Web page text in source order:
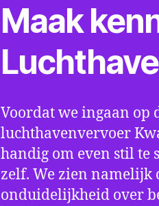
Maak
Voordat we ingaan op
luchthavenvervoer
handig om even stil te
zelf. We zien namelijk
onduidelijkheid over